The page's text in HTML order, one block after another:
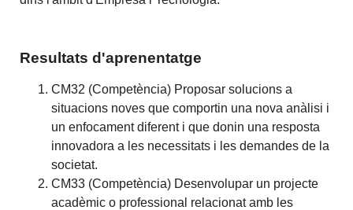
Resultats d'aprenentatge
CM32 (Competència) Proposar solucions a
situacions noves que comportin una nova anàlisi i
un enfocament diferent i que donin una resposta
innovadora a les necessitats i les demandes de la
societat.
CM33 (Competència) Desenvolupar un projecte
acadèmic o professional relacionat amb les